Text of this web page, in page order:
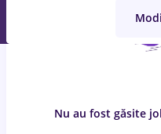
Nu au fost găsite